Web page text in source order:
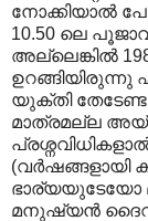
നോക്കിയാൽ
10.50 ലെ
അല്ലെങ്കിൽ
യുക്തി
മാത്രമല്ല
(വർഷങ്ങളായി
ഭാര്യയുടേയോ
മനുഷ്യൻ